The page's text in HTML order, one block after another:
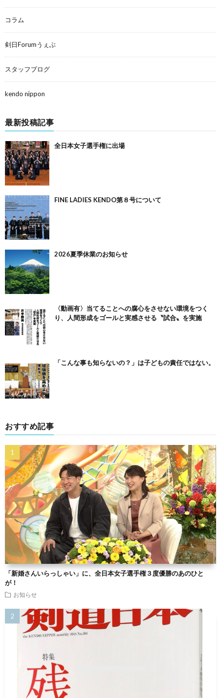
コラム
剣日Forumうぇぶ
スタッフブログ
kendo nippon
最新投稿記事
全日本女子選手権に出場
FINE LADIES KENDO第８号について
2026夏季休業のお知らせ
〈動画有〉当てることへの腐心をさせない環境をつく
り、人間形成をゴールと実感させる〝試合〟を実施
「こんな事も知らないの？」は子どもの責任ではない。
おすすめ記事
「新婚さんいらっしゃい」に、全日本女子選手権３度優勝のあのひと
が！
お知らせ